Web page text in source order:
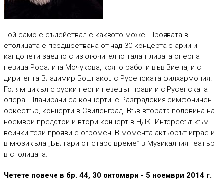
Той само е съдействал с каквото може. Проявата в
столицата е предшествана от над 30 концерта с арии и
канцонети заедно с изключително талантливата оперна
певица Росалина Мочукова, която работи във Виена, и с
диригента Владимир Бошнаков с Русенската филхармония.
Голям цикъл с руски песни певецът прави и с Русенската
опера. Планирани са концерти с Разградския симфоничен
оркестър, концерти в Свиленград. Във втората половина на
ноември предстои и втори концерт в НДК. Интересът към
всички тези прояви е огромен. В момента актьорът играе и
в мюзикъла „Българи от старо време” в Музикалния театър
в столицата.
Четете повече в бр. 44, 30 октомври - 5 ноември 2014 г.